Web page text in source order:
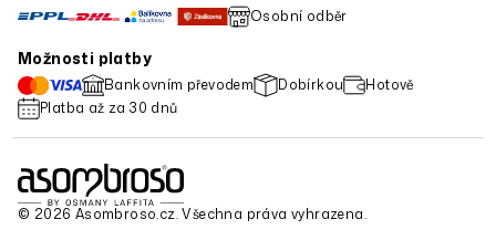
Osobní odběr
Možnosti platby
Bankovním převodem Dobírkou
Hotově
Platba až za 30 dnů
© 2026 Asombroso.cz. Všechna práva vyhrazena.